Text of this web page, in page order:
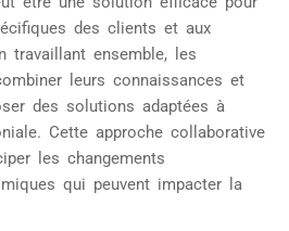
des clients et aux
travaillant ensemble, les
leurs connaissances et
des solutions adaptées à
Cette approche collaborative
les changements
qui peuvent impacter la